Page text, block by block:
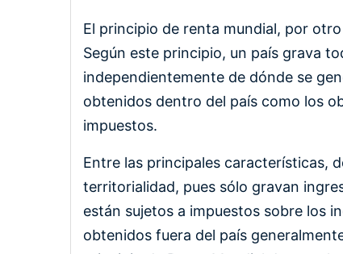
El principio de renta mundial, por
Según este principio, un país grava
independientemente de dónde se
obtenidos dentro del país como los
impuestos.
Entre las principales características,
territorialidad, pues sólo gravan
están sujetos a impuestos sobre los
obtenidos fuera del país